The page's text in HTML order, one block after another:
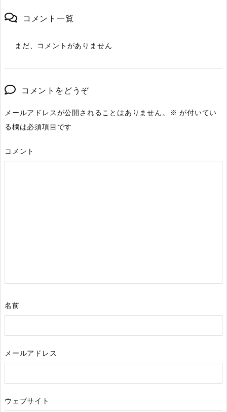
コメント一覧
まだ、コメントがありません
コメントをどうぞ
メールアドレスが公開されることはありません。 ※ が付いてい
る欄は必須項目です
コメント
名前
メールアドレス
ウェブサイト